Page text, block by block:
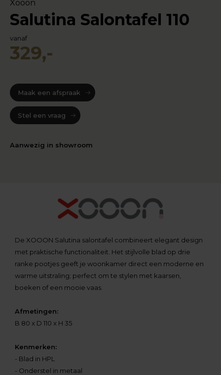
Xooon
Salutina Salontafel 110
vanaf
329,-
Maak een afspraak
Stel een vraag
Aanwezig in showroom
De XOOON Salutina salontafel combineert elegant design
met praktische functionaliteit. Het stijlvolle blad op drie
ranke pootjes geeft je woonkamer direct een moderne en
warme uitstraling; perfect om te stylen met kaarsen,
boeken of een mooie vaas.
Afmetingen:
B 80 x D 110 x H 35
Kenmerken:
- Blad in HPL
- Onderstel in metaal